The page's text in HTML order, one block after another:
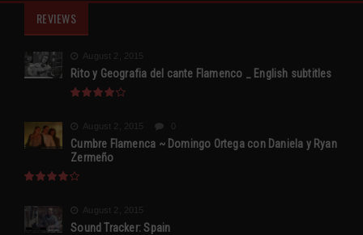
REVIEWS
August 2, 2015
Rito y Geografia del cante Flamenco _ English subtitles
August 2, 2015
Cumbre Flamenca ~ Domingo Ortega con Daniela y Ryan
Zermeño
August 2, 2015
Sound Tracker: Spain